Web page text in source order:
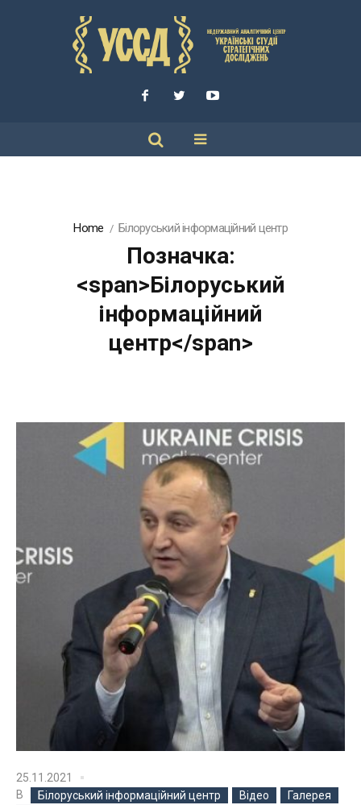
Home Білоруський інформаційний центр
Позначка:
<span>Білоруський
інформаційний
центр</span>
25.11.2021
В
Білоруський інформаційний центр Відео
Галерея